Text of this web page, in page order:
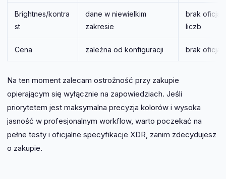
Brightnes/kontra
st
dane w niewielkim
zakresie
brak
liczb
Cena zależna od konfiguracji brak
Na ten moment zalecam ostrożność przy zakupie
opierającym się wyłącznie na zapowiedziach. Jeśli
priorytetem jest maksymalna precyzja kolorów i wysoka
jasność w profesjonalnym workflow, warto poczekać na
pełne testy i oficjalne specyfikacje XDR, zanim zdecydujesz
o zakupie.